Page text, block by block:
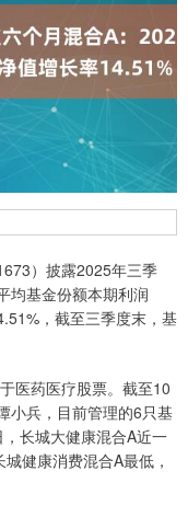
）披露2025年三季
均基金份额本期利润
，截至三季度末，基
医药医疗股票。截至10
小兵，目前管理的6只基
长城大健康混合A近一
健康消费混合A最低，